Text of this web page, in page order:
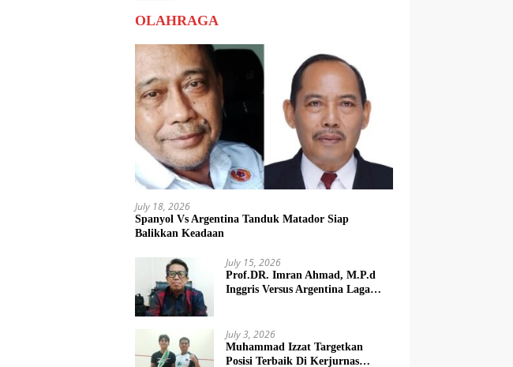
OLAHRAGA
July 18, 2026
Spanyol Vs Argentina Tanduk Matador Siap
Balikkan Keadaan
July 15, 2026
Prof.DR. Imran Ahmad, M.P.d
Inggris Versus Argentina Laga
July 3, 2026
Muhammad Izzat Targetkan
Posisi Terbaik Di Kerjurnas